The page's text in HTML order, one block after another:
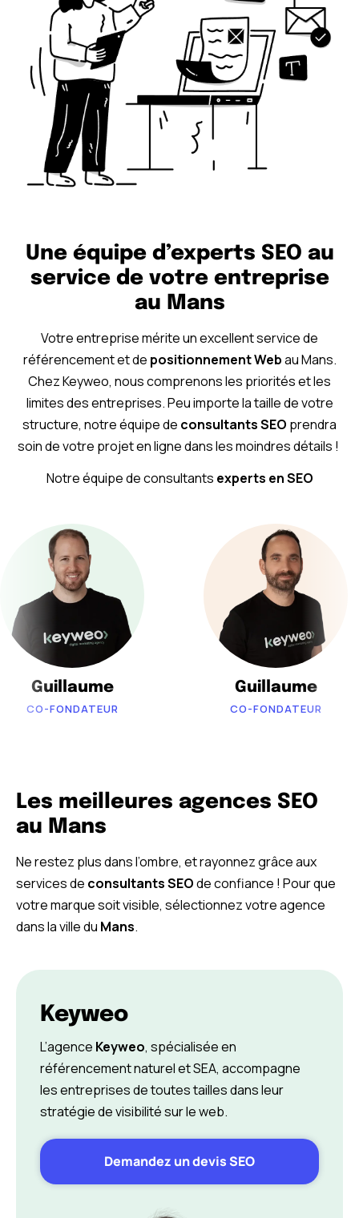
Une équipe d’experts SEO au
service de votre entreprise
au Mans
Votre entreprise mérite un excellent service de
référencement et de positionnement Webau Mans.
Chez Keyweo, nous comprenons les priorités et les
limites des entreprises. Peu importe la taille de votre
structure, notre équipe de consultants SEO prendra
soin de votre projet en ligne dans les moindres détails !
Notre équipe de consultants experts en SEO
Guillaume
CO-FONDATEUR
Guillaume
CO-FONDATEUR
Les meilleures agences SEO
au Mans
Ne restez plus dans l’ombre, et rayonnez grâce aux
services de consultants SEOde confiance ! Pour que
votre marque soit visible, sélectionnez votre agence
dans la ville du Mans.
Keyweo
L’agence Keyweo, spécialisée en
référencement naturel et SEA, accompagne
les entreprises de toutes tailles dans leur
stratégie de visibilité sur le web.
Demandez un devis SEO